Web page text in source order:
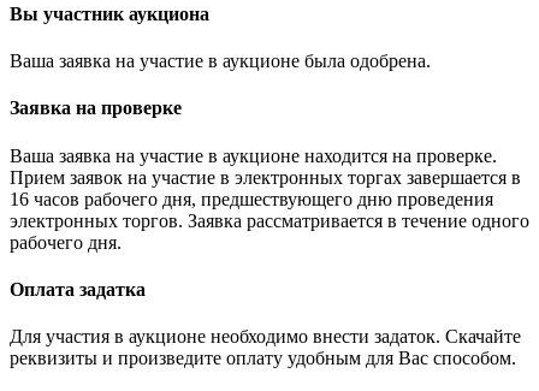
Вы участник аукциона
Ваша заявка на участие в аукционе была одобрена.
Заявка на проверке
Ваша заявка на участие в аукционе находится на проверке.
Прием заявок на участие в электронных торгах завершается в
16 часов рабочего дня, предшествующего дню проведения
электронных торгов. Заявка рассматривается в течение одного
рабочего дня.
Оплата задатка
Для участия в аукционе необходимо внести задаток. Скачайте
реквизиты и произведите оплату удобным для Вас способом.